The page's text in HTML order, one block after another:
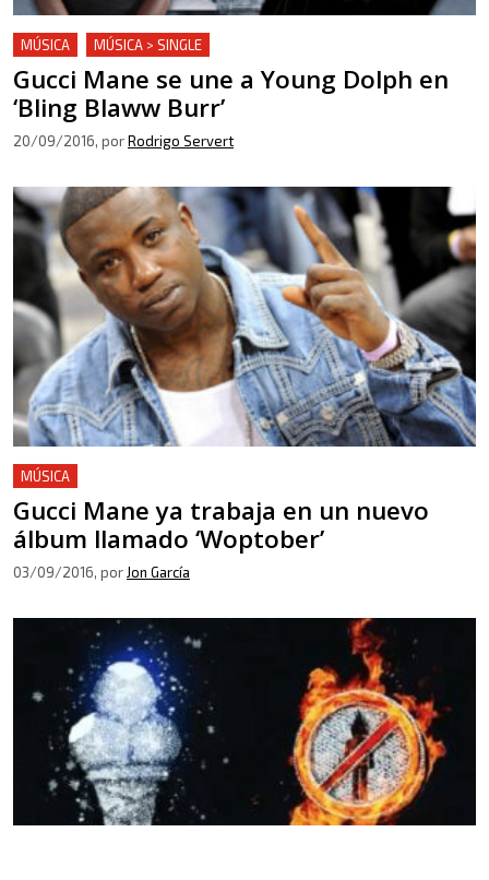
MÚSICA MÚSICA > SINGLE
Gucci Mane se une a Young Dolph en
‘Bling Blaww Burr’
20/09/2016, porRodrigo Servert
MÚSICA
Gucci Mane ya trabaja en un nuevo
álbum llamado ‘Woptober’
03/09/2016, por Jon García